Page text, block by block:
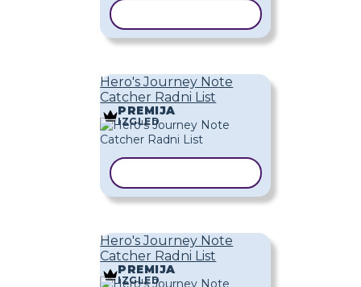
Hero's Journey Note
Catcher Radni List
PREMIJA
IZGLED
Hero's Journey Note
Catcher Radni List
PREMIJA
IZGLED